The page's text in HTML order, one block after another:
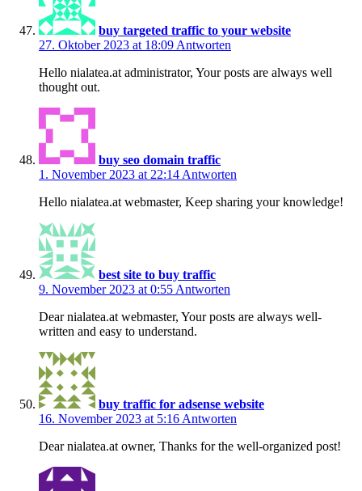
buy targeted traffic to your website
27. Oktober 2023 at 18:09Antworten
Hello nialatea.at administrator, Your posts are always well
thought out.
buy seo domain traffic
1. November 2023 at 22:14Antworten
Hello nialatea.at webmaster, Keep sharing your knowledge!
best site to buy traffic
9. November 2023 at 0:55Antworten
Dear nialatea.at webmaster, Your posts are always well-
written and easy to understand.
buy traffic for adsense website
16. November 2023 at 5:16Antworten
Dear nialatea.at owner, Thanks for the well-organized post!